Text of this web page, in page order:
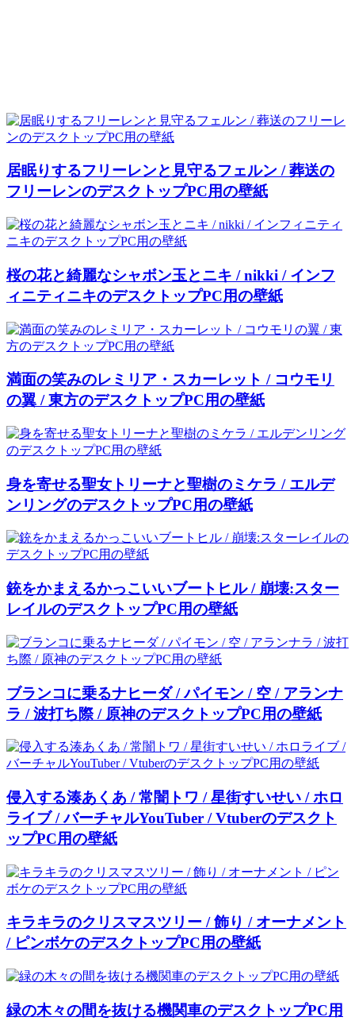
居眠りするフリーレンと見守るフェルン / 葬送の
フリーレンのデスクトップPC用の壁紙
桜の花と綺麗なシャボン玉とニキ / nikki / インフ
ィニティニキのデスクトップPC用の壁紙
満面の笑みのレミリア・スカーレット / コウモリ
の翼 / 東方のデスクトップPC用の壁紙
身を寄せる聖女トリーナと聖樹のミケラ / エルデ
ンリングのデスクトップPC用の壁紙
銃をかまえるかっこいいブートヒル / 崩壊:スター
レイルのデスクトップPC用の壁紙
ブランコに乗るナヒーダ / パイモン / 空 / アランナ
ラ / 波打ち際 / 原神のデスクトップPC用の壁紙
侵入する湊あくあ / 常闇トワ / 星街すいせい / ホロ
ライブ / バーチャルYouTuber / Vtuberのデスクト
ップPC用の壁紙
キラキラのクリスマスツリー / 飾り / オーナメント
/ ピンボケのデスクトップPC用の壁紙
緑の木々の間を抜ける機関車のデスクトップPC用